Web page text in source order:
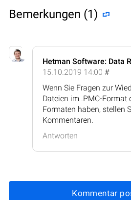
Bemerkungen (1)
Hetman Software: Data
15.10.2019 14:00 #
Wenn Sie Fragen zur
Dateien im .PMC-Format
Formaten haben, stellen
Kommentaren.
Antworten
Kommentar